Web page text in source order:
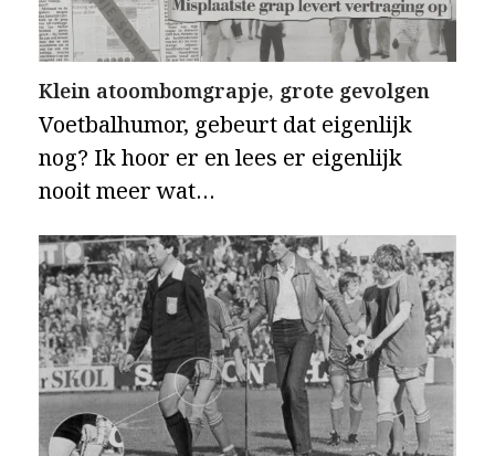
Klein atoombomgrapje, grote gevolgen
Voetbalhumor, gebeurt dat eigenlijk
nog? Ik hoor er en lees er eigenlijk
nooit meer wat…